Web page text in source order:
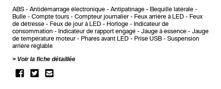
ABS Antidémarrage électronique Antipatinage
Bequille latérale
Bulle
Compte tours Compteur journalier Feux arrière à LED
Feux
de détresse
Feux de jour à LED Horloge
Indicateur de
consommation
Indicateur de rapport engagé Jauge à essence
Jauge
de température moteur
Phares avant LED Prise USB
Suspension
arrière réglable
Voir la fiche détaillée